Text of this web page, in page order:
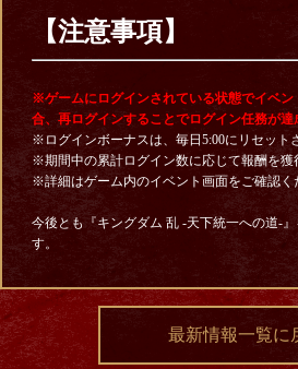
【注意事項】
※ゲームにログインされている状態でイベン
合、再ログインすることでログイン任務が達
※ログインボーナスは、毎日5:00にリセット
※期間中の累計ログイン数に応じて報酬を獲
※詳細はゲーム内のイベント画面をご確認く
今後とも『キングダム 乱 -天下統一への道-
す。
最新情報一覧に